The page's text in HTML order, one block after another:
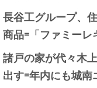
長谷工グループ、
商品=「ファミー
諸戸の家が代々木
出す=年内にも城